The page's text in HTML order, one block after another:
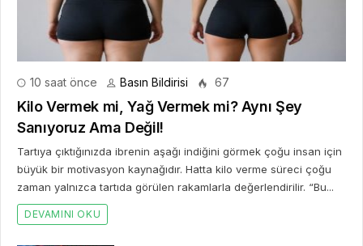
10 saat önce Basın Bildirisi 67
Kilo Vermek mi, Yağ Vermek mi? Aynı Şey
Sanıyoruz Ama Değil!
Tartıya çıktığınızda ibrenin aşağı indiğini görmek çoğu insan için
büyük bir motivasyon kaynağıdır. Hatta kilo verme süreci çoğu
zaman yalnızca tartıda görülen rakamlarla değerlendirilir. “Bu...
DEVAMINI OKU